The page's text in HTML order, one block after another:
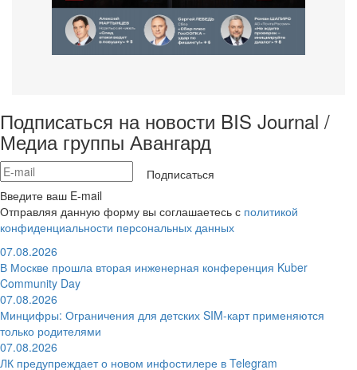
Подписаться на новости BIS Journal /
Медиа группы Авангард
Подписаться
Введите ваш E-mail
Отправляя данную форму вы соглашаетесь с политикой
конфиденциальности персональных данных
07.08.2026
В Москве прошла вторая инженерная конференция Kuber
Community Day
07.08.2026
Минцифры: Ограничения для детских SIM-карт применяются
только родителями
07.08.2026
ЛК предупреждает о новом инфостилере в Telegram